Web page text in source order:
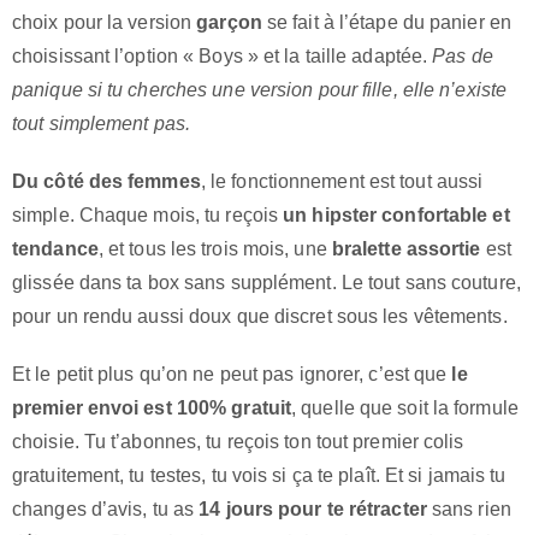
choix pour la versiongarçon se fait à l’étape du panier en
choisissant l’option « Boys » et la taille adaptée.Pas de
panique si tu cherches une version pour fille, elle n’existe
tout simplement pas.
Du côté des femmes, le fonctionnement est tout aussi
simple. Chaque mois, tu reçois un hipster confortable et
tendance, et tous les trois mois, une bralette assortie est
glissée dans ta box sans supplément. Le tout sans couture,
pour un rendu aussi doux que discret sous les vêtements.
Et le petit plus qu’on ne peut pas ignorer, c’est que le
premier envoi est 100% gratuit, quelle que soit la formule
choisie. Tu t’abonnes, tu reçois ton tout premier colis
gratuitement, tu testes, tu vois si ça te plaît. Et si jamais tu
changes d’avis, tu as 14 jours pour te rétractersans rien